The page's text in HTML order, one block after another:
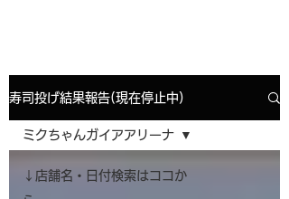
寿司投げ結果報告(現在停止中)
↓店舗名・日付検索はココか
ミクちゃんガイアアリーナ